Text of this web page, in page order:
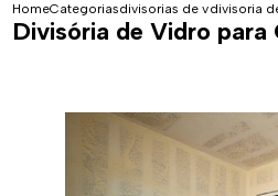
HomeCategoriasdivisorias de vidrodivisoria
Divisória de Vidro para